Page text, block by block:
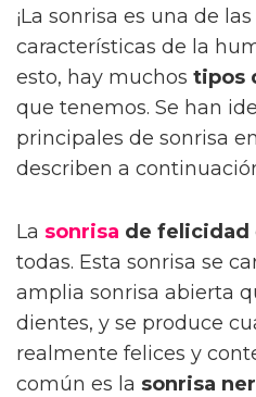
¡La sonrisa es una de
características de la
esto, hay muchos tipos
que tenemos. Se han
principales de sonrisa
describen a
La sonrisa de felicidad
todas. Esta sonrisa se
amplia sonrisa abierta
dientes, y se produce
realmente felices y
común es la sonrisa